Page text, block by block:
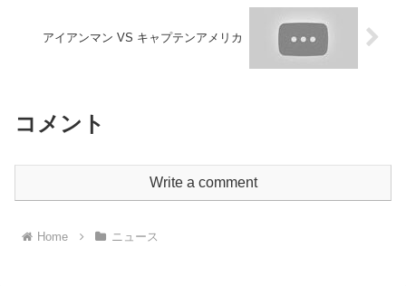
アイアンマン VS キャプテンアメリカ
コメント
Write a comment
Home ニュース